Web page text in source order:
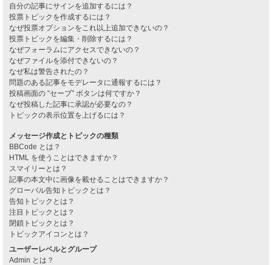
自分の記事にサインを追加するには？
投票トピックを作成するには？
なぜ投票オプションをこれ以上追加できないの？
投票トピックを編集・削除するには？
なぜフォーラムにアクセスできないの？
なぜファイルを添付できないの？
なぜ私は警告されたの？
問題のある記事をモデレータに通報するには？
投稿画面の “セーブ” ボタンは何ですか？
なぜ投稿した記事に承認が必要なの？
トピックの表示位置を上げるには？
メッセージ作成とトピックの種類
BBCode とは？
HTML を使うことはできますか？
スマイリーとは？
記事の本文中に画像を載せることはできますか？
グローバル告知トピックとは？
告知トピックとは？
注目トピックとは？
閉鎖トピックとは？
トピックアイコンとは？
ユーザーレベルとグループ
Admin とは？